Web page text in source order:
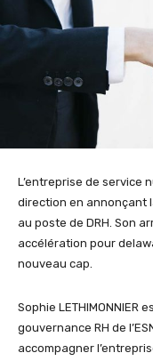
L’entreprise de service
direction en annonçant
au poste de DRH. Son
accélération pour
nouveau cap.
Sophie LETHIMONNIER
gouvernance RH de
accompagner